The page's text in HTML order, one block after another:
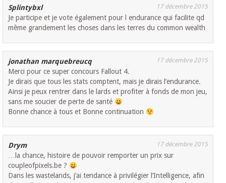
Splintybxl 17 décembre 2015
Je participe et je vote également pour l endurance qui facilite qd
même grandement les choses dans les terres du common wealth
jonathan marquebreucq 17 décembre 2015
Merci pour ce super concours Fallout 4.
Je dirais que tous les stats comptent, mais je dirais l’endurance.
Ainsi je peux rentrer dans le lards et profiter à fonds de mon jeu,
sans me soucier de perte de santé
Bonne chance à tous et Bonne continuation
Drym 17 décembre 2015
…la chance, histoire de pouvoir remporter un prix sur
coupleofpixels.be ?
Dans les wastelands, j’ai tendance à privilégier l’Intelligence, afin